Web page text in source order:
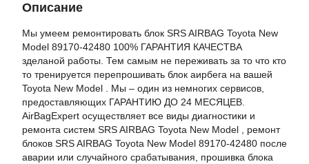
Описание
Мы умеем ремонтировать блок SRS AIRBAG Toyota New
Model 89170-42480 100% ГАРАНТИЯ КАЧЕСТВА
зделаной работы. Тем самым не переживать за то что кто
то тренируется перепрошивать блок аирбега на вашей
Toyota New Model . Мы – один из немногих сервисов,
предоставляющих ГАРАНТИЮ ДО 24 МЕСЯЦЕВ.
AirBagExpert осуществляет все виды диагностики и
ремонта систем SRS AIRBAG Toyota New Model , ремонт
блоков SRS AIRBAG Toyota New Model 89170-42480 после
аварии или случайного срабатывания, прошивка блока